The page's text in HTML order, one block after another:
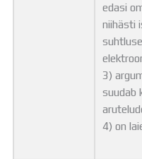
edasi
niihästi
3)
suudab
4) on